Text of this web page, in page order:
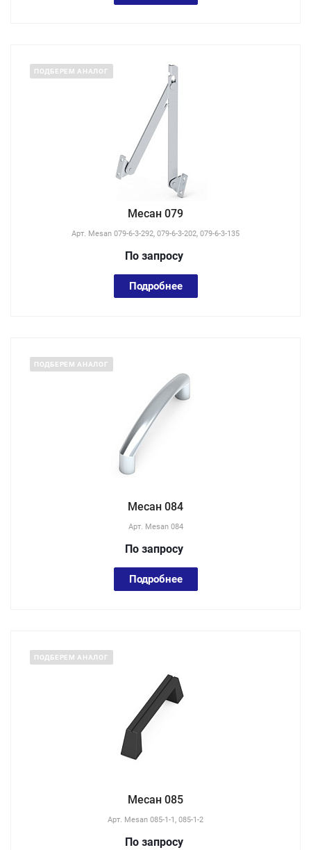
ПОДБЕРЕМ АНАЛОГ
Месан 079
Арт. Mesan 079-6-3-292, 079-6-3-202, 079-6-3-135
По запросу
Подробнее
ПОДБЕРЕМ АНАЛОГ
Месан 084
Арт. Mesan 084
По запросу
Подробнее
ПОДБЕРЕМ АНАЛОГ
Месан 085
Арт. Mesan 085-1-1, 085-1-2
По запросу